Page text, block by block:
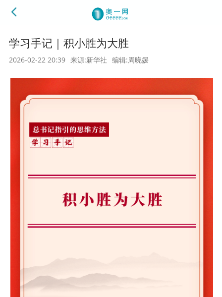
学习手记｜积小胜为大胜
2026-02-22 20:39 来源:新华社 编辑:周晓媛